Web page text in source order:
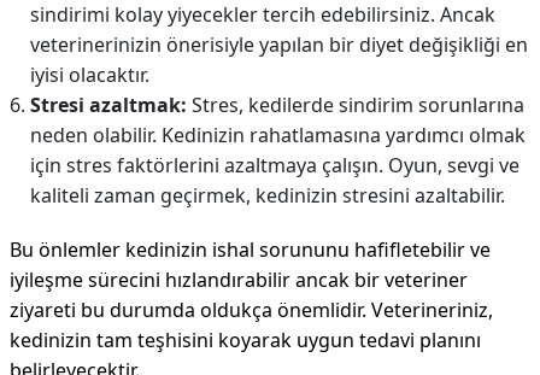
sindirimi kolay yiyecekler tercih edebilirsiniz. Ancak
veterinerinizin önerisiyle yapılan bir diyet değişikliği en
iyisi olacaktır.
Stresi azaltmak: Stres, kedilerde sindirim sorunlarına
neden olabilir. Kedinizin rahatlamasına yardımcı olmak
için stres faktörlerini azaltmaya çalışın. Oyun, sevgi ve
kaliteli zaman geçirmek, kedinizin stresini azaltabilir.
Bu önlemler kedinizin ishal sorununu hafifletebilir ve
iyileşme sürecini hızlandırabilir ancak bir veteriner
ziyareti bu durumda oldukça önemlidir. Veterineriniz,
kedinizin tam teşhisini koyarak uygun tedavi planını